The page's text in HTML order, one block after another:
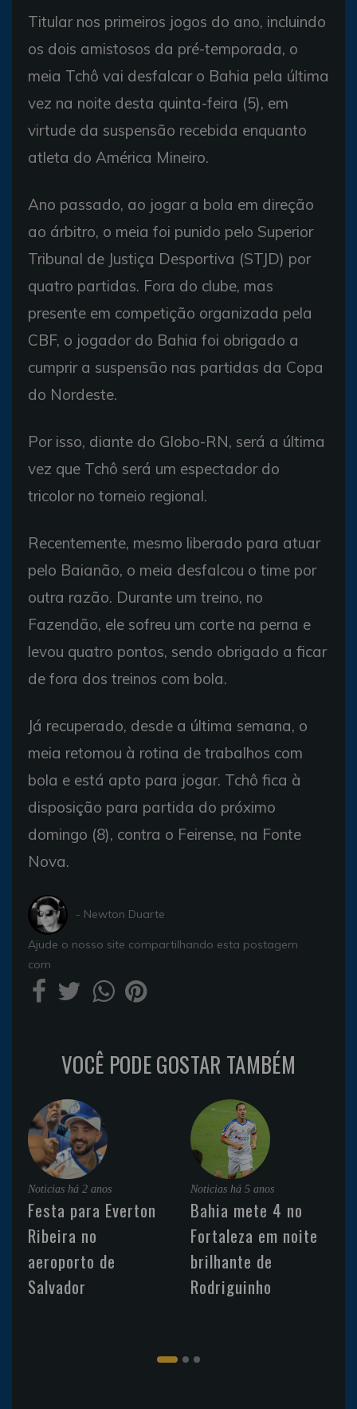
Titular nos primeiros jogos do ano, incluindo
os dois amistosos da pré-temporada, o
meia Tchô vai desfalcar o Bahia pela última
vez na noite desta quinta-feira (5), em
virtude da suspensão recebida enquanto
atleta do América Mineiro.
Ano passado, ao jogar a bola em direção
ao árbitro, o meia foi punido pelo Superior
Tribunal de Justiça Desportiva (STJD) por
quatro partidas. Fora do clube, mas
presente em competição organizada pela
CBF, o jogador do Bahia foi obrigado a
cumprir a suspensão nas partidas da Copa
do Nordeste.
Por isso, diante do Globo-RN, será a última
vez que Tchô será um espectador do
tricolor no torneio regional.
Recentemente, mesmo liberado para atuar
pelo Baianão, o meia desfalcou o time por
outra razão. Durante um treino, no
Fazendão, ele sofreu um corte na perna e
levou quatro pontos, sendo obrigado a ficar
de fora dos treinos com bola.
Já recuperado, desde a última semana, o
meia retomou à rotina de trabalhos com
bola e está apto para jogar. Tchô fica à
disposição para partida do próximo
domingo (8), contra o Feirense, na Fonte
Nova.
- Newton Duarte
Ajude o nosso site compartilhando esta postagem
com
VOCÊ PODE GOSTAR TAMBÉM
Noticias há 2 anos
Festa para Everton
Ribeira no
aeroporto de
Salvador
Noticias há 5 anos
Bahia mete 4 no
Fortaleza em noite
brilhante de
Rodriguinho